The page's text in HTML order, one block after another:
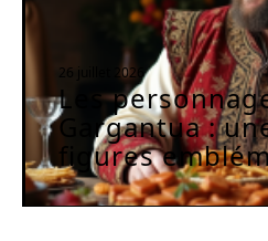
26 juillet 2026
Les
Gargantua :
figures